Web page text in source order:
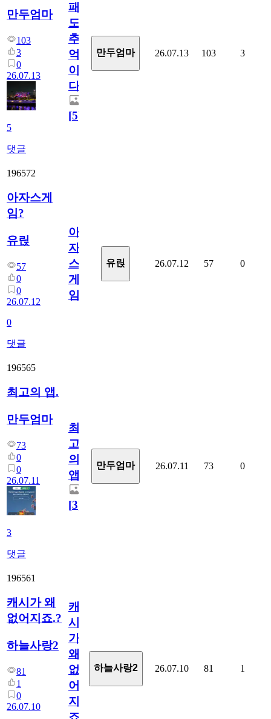
만두엄마
103
3
0
26.07.13
5
댓글
패
도
추
억
이
다.
[5]
만두엄마 26.07.13 103 3
196572
아자스게
임?
유릱
57
0
0
26.07.12
0
댓글
아
자
스
게
임?
유릱 26.07.12 57 0
196565
최고의 앱.
만두엄마
73
0
0
26.07.11
3
댓글
최
고
의
앱.
[3]
만두엄마 26.07.11 73 0
196561
캐시가 왜
없어지죠.?
하늘사랑2
81
1
0
26.07.10
캐
시
가
왜
없
어
지
하늘사랑2 26.07.10 81 1